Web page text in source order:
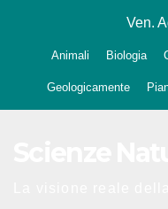
Ven.
Animali Biologia
Geologicamente